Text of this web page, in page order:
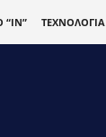
“IN” ΤΕΧΝΟΛΟΓΙΑ